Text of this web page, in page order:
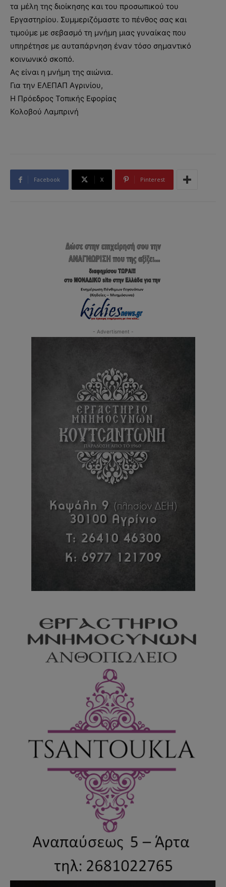
τα μέλη της διοίκησης και του προσωπικού του
Εργαστηρίου. Συμμεριζόμαστε το πένθος σας και
τιμούμε με σεβασμό τη μνήμη μιας γυναίκας που
υπηρέτησε με αυταπάρνηση έναν τόσο σημαντικό
κοινωνικό σκοπό.
Ας είναι η μνήμη της αιώνια.
Για την ΕΛΕΠΑΠ Αγρινίου,
Η Πρόεδρος Τοπικής Εφορίας
Κολοβού Λαμπρινή
Facebook X Pinterest
- Advertisment -